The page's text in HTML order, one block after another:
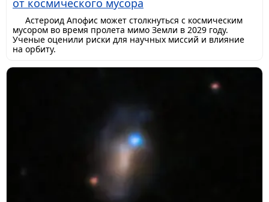
Астероид Апофис может столкнуться с космическим
мусором во время пролета мимо Земли в 2029 году.
Ученые оценили риски для научных миссий и влияние
на орбиту.